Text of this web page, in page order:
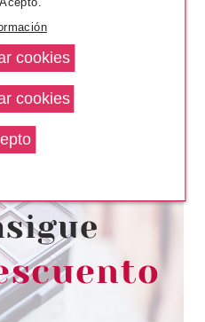
LAUREN
POLO SPORT
desde